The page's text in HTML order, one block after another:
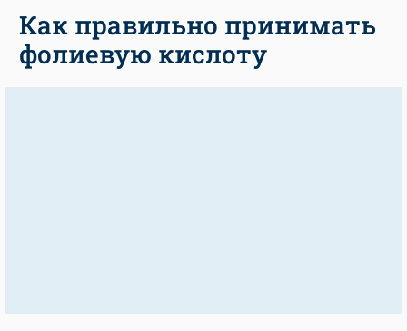
Как правильно принимать
фолиевую кислоту